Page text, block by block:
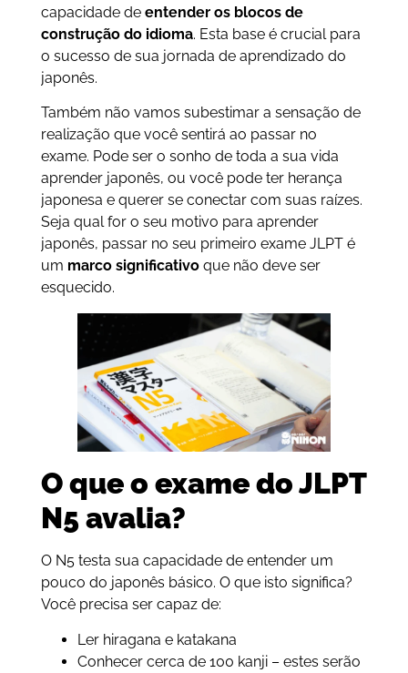
capacidade de entender os blocos de
construção do idioma. Esta base é crucial para
o sucesso de sua jornada de aprendizado do
japonês.
Também não vamos subestimar a sensação de
realização que você sentirá ao passar no
exame. Pode ser o sonho de toda a sua vida
aprender japonês, ou você pode ter herança
japonesa e querer se conectar com suas raízes.
Seja qual for o seu motivo para aprender
japonês, passar no seu primeiro exame JLPT é
um marco significativoque não deve ser
esquecido.
O que o exame do JLPT
N5 avalia?
O N5 testa sua capacidade de entender um
pouco do japonês básico. O que isto significa?
Você precisa ser capaz de:
Ler hiragana e katakana
Conhecer cerca de 100 kanji – estes serão